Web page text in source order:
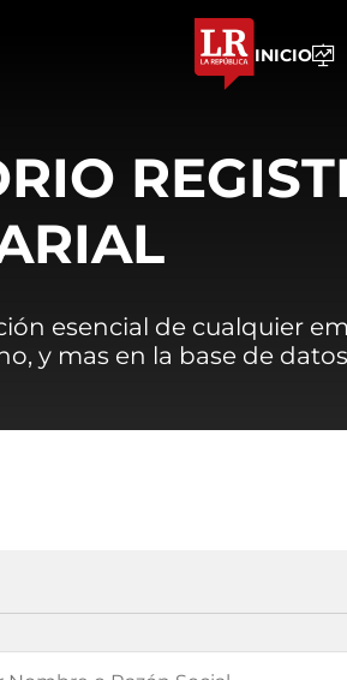
INICIO
esencial de cualquier
y mas en la base de